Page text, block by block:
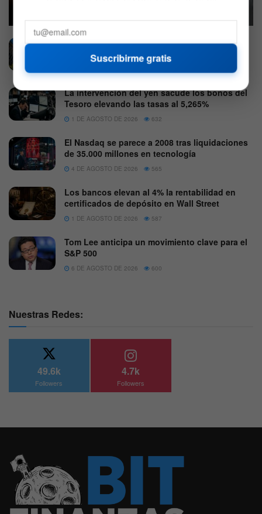
¿Por qué se disparan las acciones de
Caterpillar este martes?
La intervención del yen sacude los bonos del
Tesoro elevando las tasas al 5,265%
1 DE AGOSTO DE 2026 632
El Nasdaq se parece a 2008 tras liquidaciones
de 35.000 millones en tecnología
4 DE AGOSTO DE 2026 565
Los bancos elevan al 4% la rentabilidad en
certificados de depósito en Wall Street
1 DE AGOSTO DE 2026 587
Tom Lee anticipa un movimiento clave para el
S&P 500
6 DE AGOSTO DE 2026 600
Nuestras Redes:
49.6k
Followers
4.7k
Followers
Suscribirme gratis